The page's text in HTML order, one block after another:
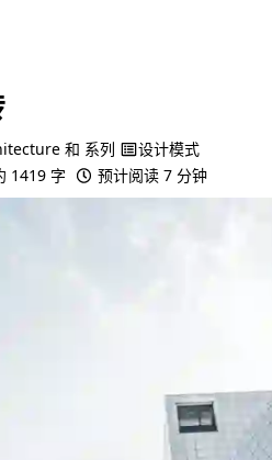
和 系列
设计模式
1419 字 预计阅读 7 分钟